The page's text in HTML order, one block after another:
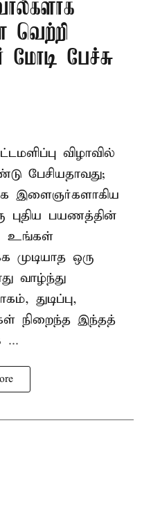
வெற்றி
மோடி பேச்சு
விழாவில்
பேசியதாவது;
இளைஞர்களாகிய
புதிய பயணத்தின்
உங்கள்
முடியாத ஒரு
வாழ்ந்து
துடிப்பு,
நிறைந்த இந்தத்
...